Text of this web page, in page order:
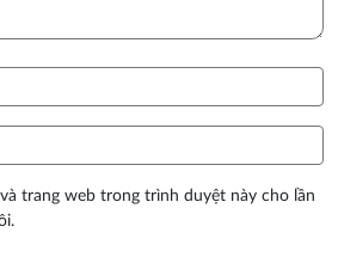
trang web trong trình duyệt này cho lần